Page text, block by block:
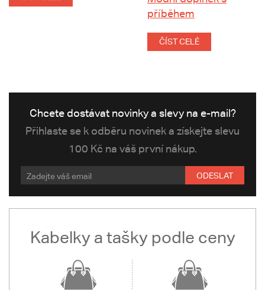
příběhem
ČÍST CELÉ
Chcete dostávat novinky a slevy na e-mail?
Přihlaste se k odběru novinek a získejte slevu
100 Kč na váš první nákup.
ODESLAT
Kabelky a tašky podle ceny